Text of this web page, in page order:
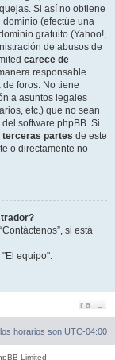
Si así no obtiene
(efectúe una
gratuito (Yahoo!,
de abusos de
carece de
responsable
foros. No tiene
a asuntos legales
etc.) que no sean
software phpBB. Si
terceras partes de este
o directamente no
si está
equipo".
Ir a
horarios son UTC-04:00
Limited